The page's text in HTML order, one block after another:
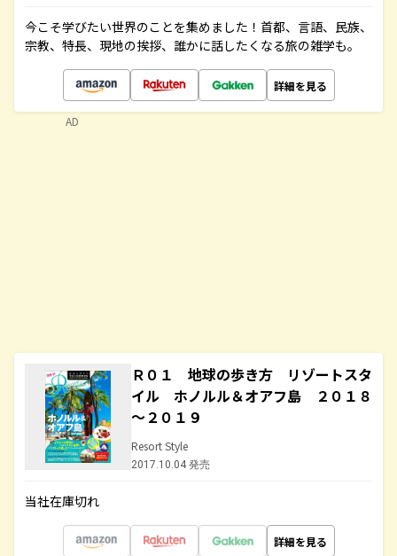
今こそ学びたい世界のことを集めました！首都、言語、民族、
宗教、特長、現地の挨拶、誰かに話したくなる旅の雑学も。
詳細を見る
Ｒ０１ 地球の歩き方 リゾートスタ
イル ホノルル＆オアフ島 ２０１８
～２０１９
Resort Style
2017.10.04 発売
当社在庫切れ
詳細を見る
AD